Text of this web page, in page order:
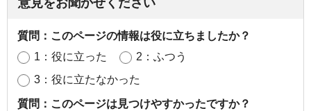
意見をお聞かせください
質問：このページの情報は役に立ちましたか？
1：役に立った
2：ふつう
3：役に立たなかった
質問：このページは見つけやすかったですか？